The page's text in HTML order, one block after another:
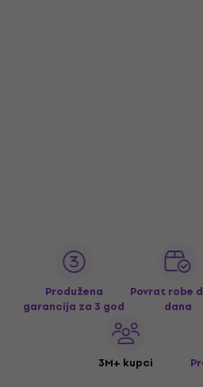
Produžena
garancija za 3 god
Povrat robe
dana
3M+ kupci